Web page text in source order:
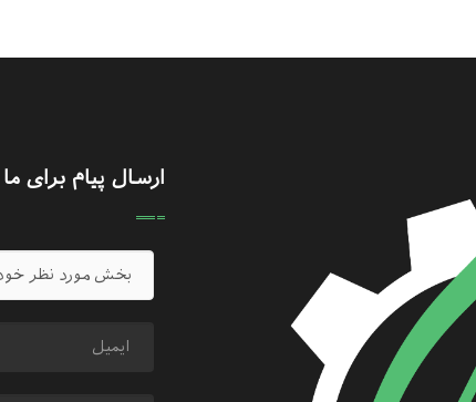
ارسال پیام برای ما